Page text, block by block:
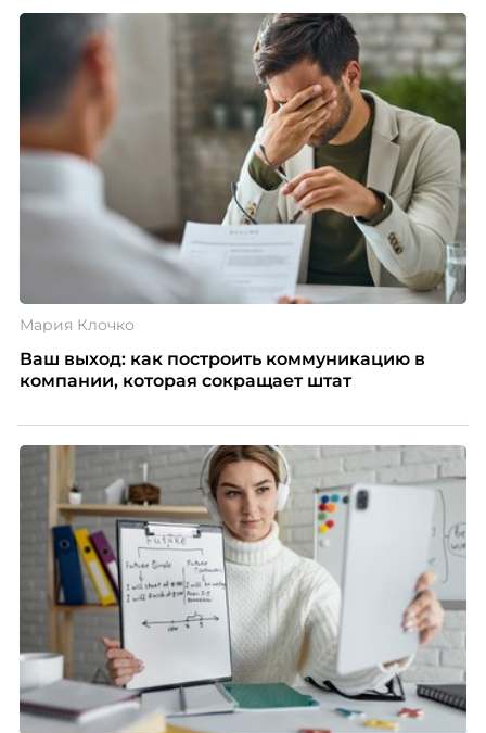
Мария Клочко
Ваш выход: как построить коммуникацию в
компании, которая сокращает штат